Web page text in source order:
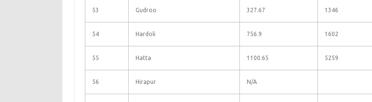
53 Gudroo 327.67 1346
54 Hardoli 756.9 1602
55 Hatta 1100.65 5259
56 Hirapur N/A